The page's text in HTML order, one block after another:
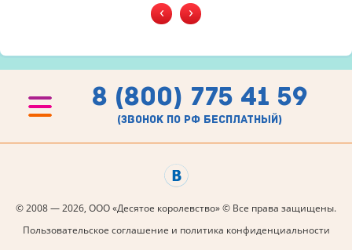
‹ ›
8 (800) 775 41 59
(звонок по рф бесплатный)
© 2008 — 2026, ООО «Десятое королевство» © Все права защищены.
Пользовательское соглашение и политика конфиденциальности